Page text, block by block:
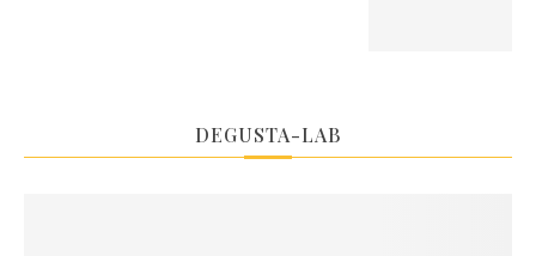
DEGUSTA-LAB